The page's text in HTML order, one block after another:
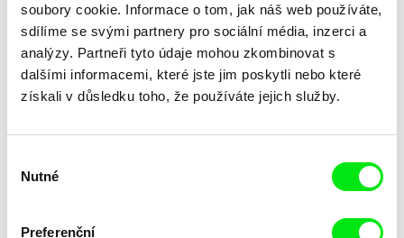
soubory cookie. Informace o tom, jak náš web používáte,
sdílíme se svými partnery pro sociální média, inzerci a
analýzy. Partneři tyto údaje mohou zkombinovat s
dalšími informacemi, které jste jim poskytli nebo které
získali v důsledku toho, že používáte jejich služby.
souhlasu
Nutné
Preferenční
Martin Slivka Marika Pecháčková